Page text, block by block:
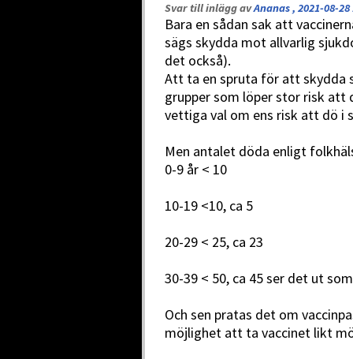
Svar till inlägg avAnanas , 2021-08-28
Bara en sådan sak att
sägs skydda mot allvarlig
det också).
Att ta en spruta för att skydda
grupper som löper stor risk att
vettiga val om ens risk att dö i
Men antalet döda enligt
0-9 år < 10
10-19 <10, ca 5
20-29 < 25, ca 23
30-39 < 50, ca 45 ser det ut
Och sen pratas det om
möjlighet att ta vaccinet likt